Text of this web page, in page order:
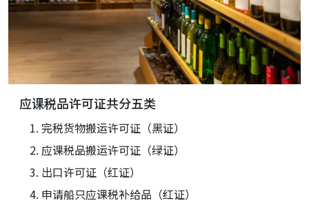
应课税品许可证共分五类
完税货物搬运许可证（黑证）
应课税品搬运许可证（绿证）
出口许可证（红证）
申请船只应课税补给品（红证）